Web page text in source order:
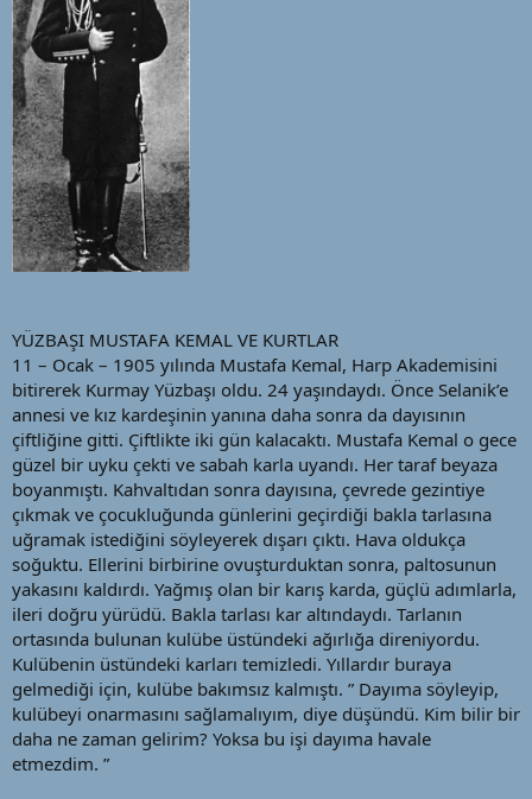
n
h
i
YÜZBAŞI MUSTAFA KEMAL VE KURTLAR
11 – Ocak – 1905 yılında Mustafa Kemal, Harp Akademisini
bitirerek Kurmay Yüzbaşı oldu. 24 yaşındaydı. Önce Selanik’e
annesi ve kız kardeşinin yanına daha sonra da dayısının
çiftliğine gitti. Çiftlikte iki gün kalacaktı. Mustafa Kemal o gece
güzel bir uyku çekti ve sabah karla uyandı. Her taraf beyaza
boyanmıştı. Kahvaltıdan sonra dayısına, çevrede gezintiye
çıkmak ve çocukluğunda günlerini geçirdiği bakla tarlasına
uğramak istediğini söyleyerek dışarı çıktı. Hava oldukça
soğuktu. Ellerini birbirine ovuşturduktan sonra, paltosunun
yakasını kaldırdı. Yağmış olan bir karış karda, güçlü adımlarla,
ileri doğru yürüdü. Bakla tarlası kar altındaydı. Tarlanın
ortasında bulunan kulübe üstündeki ağırlığa direniyordu.
Kulübenin üstündeki karları temizledi. Yıllardır buraya
gelmediği için, kulübe bakımsız kalmıştı. ” Dayıma söyleyip,
kulübeyi onarmasını sağlamalıyım, diye düşündü. Kim bilir bir
daha ne zaman gelirim? Yoksa bu işi dayıma havale
etmezdim. ”